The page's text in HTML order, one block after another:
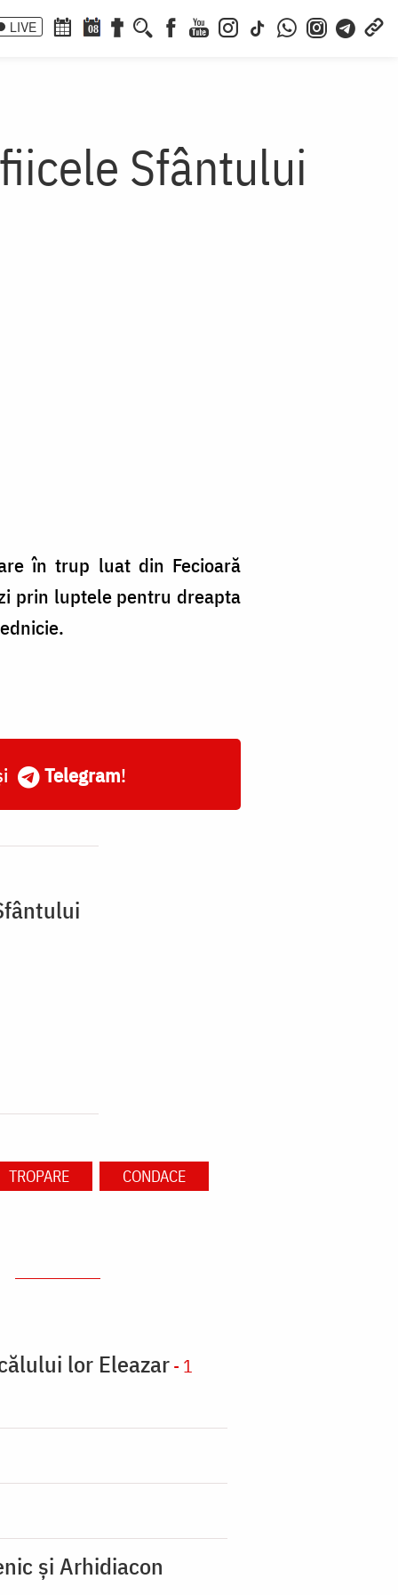
LIVE 08
Sfântului
în trup luat din Fecioară
prin luptele pentru dreapta
Telegram!
TROPARE CONDACE
lor Eleazar- 1
şi Arhidiacon